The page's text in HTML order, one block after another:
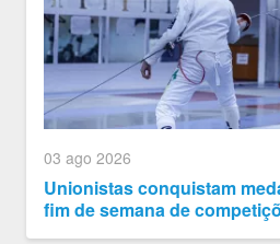
03 ago 2026
Unionistas conquistam
fim de semana de